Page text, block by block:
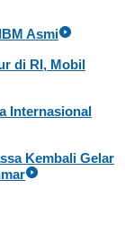
Asmi
di RI, Mobil
Internasional
Kembali Gelar